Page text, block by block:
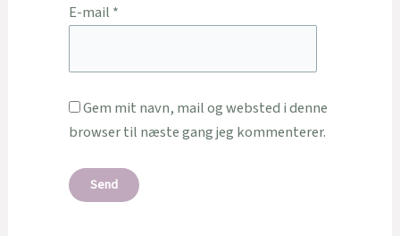
E-mail *
Gem mit navn, mail og websted i denne
browser til næste gang jeg kommenterer.